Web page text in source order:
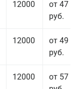
12000
от 47
руб.
12000
от 49
руб.
12000
от 57